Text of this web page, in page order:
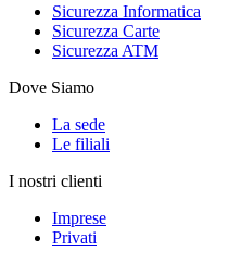
Sicurezza Informatica
Sicurezza Carte
Sicurezza ATM
Dove Siamo
La sede
Le filiali
I nostri clienti
Imprese
Privati